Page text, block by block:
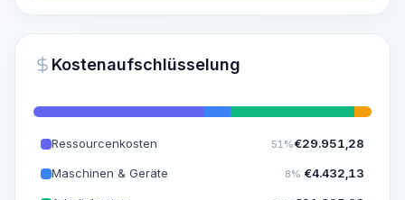
~15-30 Sek.
Kostenaufschlüsselung
Ressourcenkosten 51%€29.951,28
Maschinen & Geräte 8% €4.432,13